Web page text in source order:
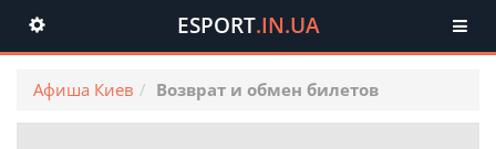
Toggle
navigation
ESPORT.IN.UA
Афиша Киев Возврат и обмен билетов